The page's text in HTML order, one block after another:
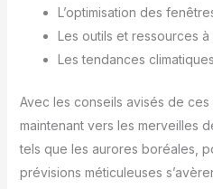
L’optimisation des
Les outils et ressources à
Les tendances
Avec les conseils avisés de
maintenant vers les merveilles
tels que les aurores boréales,
prévisions méticuleuses